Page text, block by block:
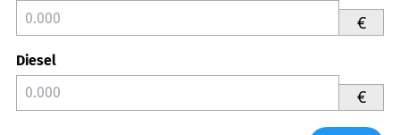
€
Diesel
€